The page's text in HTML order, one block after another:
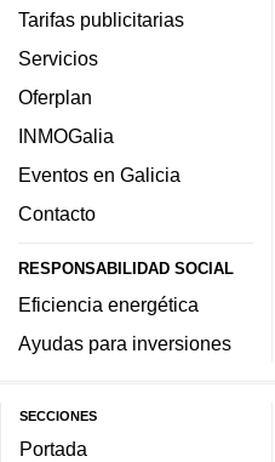
Tarifas publicitarias
Servicios
Oferplan
INMOGalia
Eventos en Galicia
Contacto
RESPONSABILIDAD SOCIAL
Eficiencia energética
Ayudas para inversiones
SECCIONES
Portada